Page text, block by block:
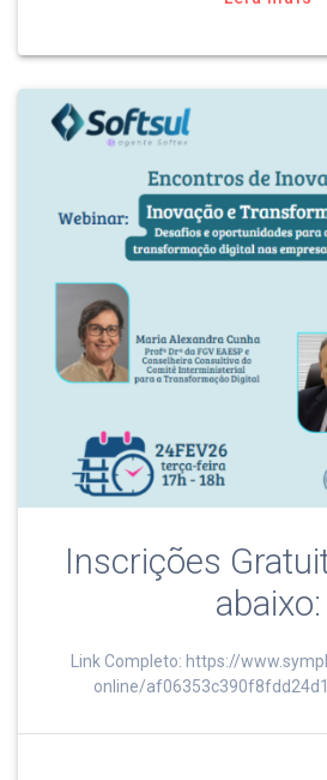
Inscrições
abaixo:
Link Completo: https://
online/